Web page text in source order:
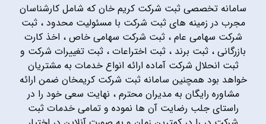
سامانه تخصصی ثبت شرکت کریم خان که شامل کارشناسان
مجرب در زمینه های ثبت شرکت با مسئولیت محدود ، ثبت
شرکت سهامی عام ، ثبت شرکت سهامی خاص ، اخذ کارت
بازرگانی ، ثبت برند ، ثبت اختراعات ، ثبت تغییرات شرکت و
ثبت انحلال شرکت آماده ارائه انواع خدمات به مشتریان
خواهد بود همچنین سامانه ثبت شرکت کریمخان ضمن ارائه
مشاوره رایگان به مدیران محترم ، نهایت سعی خود را در
راستای جلب رضایت آن ها نموده و تمامی خدمات ثبت